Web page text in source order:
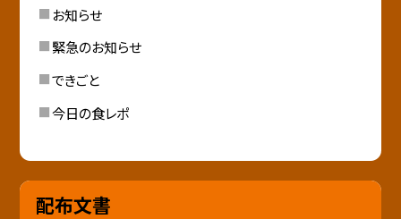
お知らせ
緊急のお知らせ
できごと
今日の食レポ
配布文書